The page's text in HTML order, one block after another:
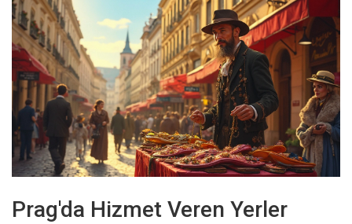
Prag'da Hizmet Veren Yerler